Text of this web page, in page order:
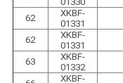
62
XKBF-
01331
62
XKBF-
01331
63
XKBF-
01332
XKBF-